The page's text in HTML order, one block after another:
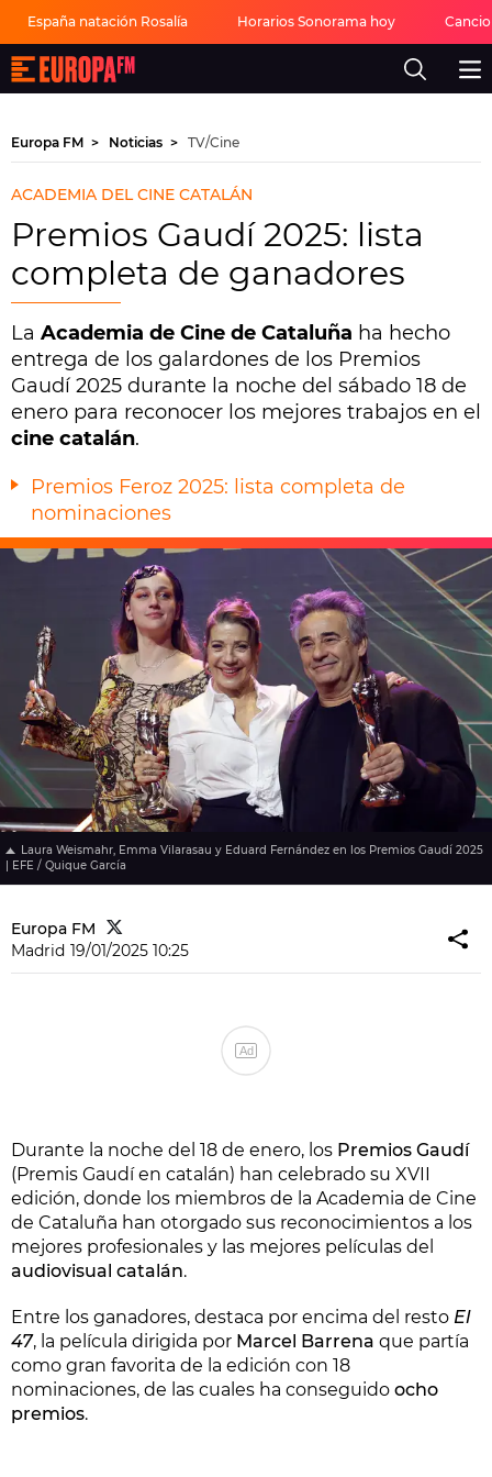
España natación Rosalía Horarios Sonorama hoy
Europa
FM
-
mejor
música,
virales,
celebrities
y
estilo
de
|
FM
Europa FM Noticias TV/Cine
ACADEMIA DEL CINE CATALÁN
Premios Gaudí 2025: lista
completa de ganadores
La Academia de Cine de Cataluña ha hecho
entrega de los galardones de los Premios
Gaudí 2025 durante la noche del sábado 18 de
enero para reconocer los mejores trabajos en el
cine catalán.
Premios Feroz 2025: lista completa de
nominaciones
Laura Weismahr, Emma Vilarasau y Eduard Fernández en los Premios Gaudí 2025
| EFE / Quique García
Europa FM
Madrid 19/01/2025 10:25
Ad
Durante la noche del 18 de enero, los Premios Gaudí
(Premis Gaudí en catalán) han celebrado su XVII
edición, donde los miembros de la Academia de Cine
de Cataluña han otorgado sus reconocimientos a los
mejores profesionales y las mejores películas del
audiovisual catalán.
Entre los ganadores, destaca por encima del resto El
47, la película dirigida por Marcel Barrena que partía
como gran favorita de la edición con 18
nominaciones, de las cuales ha conseguido ocho
premios.